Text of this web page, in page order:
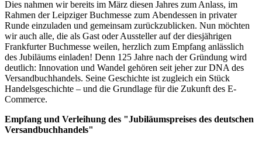
Dies nahmen wir bereits im März diesen Jahres zum Anlass, im
Rahmen der Leipziger Buchmesse zum Abendessen in privater
Runde einzuladen und gemeinsam zurückzublicken. Nun möchten
wir auch alle, die als Gast oder Aussteller auf der diesjährigen
Frankfurter Buchmesse weilen, herzlich zum Empfang anlässlich
des Jubiläums einladen! Denn 125 Jahre nach der Gründung wird
deutlich: Innovation und Wandel gehören seit jeher zur DNA des
Versandbuchhandels. Seine Geschichte ist zugleich ein Stück
Handelsgeschichte – und die Grundlage für die Zukunft des E-
Commerce.
Empfang und Verleihung des "Jubiläumspreises des deutschen
Versandbuchhandels"